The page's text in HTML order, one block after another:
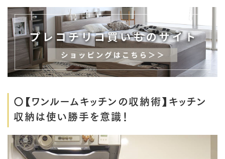
〇【ワンルームキッチンの収納術】キッチン
収納は使い勝手を意識！